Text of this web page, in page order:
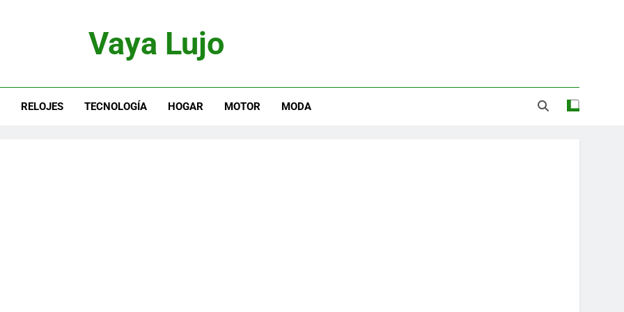
Vaya Lujo
RELOJES TECNOLOGÍA HOGAR MOTOR MODA